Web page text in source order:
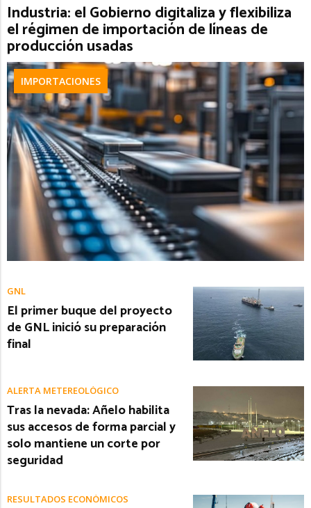
Industria: el Gobierno digitaliza y flexibiliza
el régimen de importación de líneas de
producción usadas
IMPORTACIONES
GNL
El primer buque del proyecto
de GNL inició su preparación
final
ALERTA METEREOLÓGICO
Tras la nevada: Añelo habilita
sus accesos de forma parcial y
solo mantiene un corte por
seguridad
RESULTADOS ECONÓMICOS